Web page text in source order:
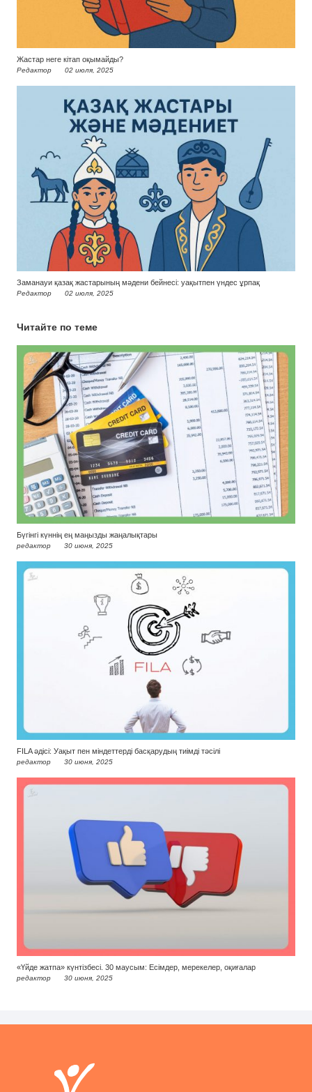
Жастар неге кітап оқымайды?
Редактор 02 июля, 2025
Заманауи қазақ жастарының мәдени бейнесі: уақытпен үндес ұрпақ
Редактор 02 июля, 2025
Читайте по теме
Бүгінгі күннің ең маңызды жаңалықтары
редактор 30 июня, 2025
FILA әдісі: Уақыт пен міндеттерді басқарудың тиімді тәсілі
редактор 30 июня, 2025
«Үйде жатпа» күнтізбесі. 30 маусым: Есімдер, мерекелер, оқиғалар
редактор 30 июня, 2025